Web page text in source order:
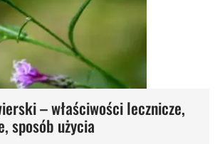
– właściwości lecznicze,
sposób użycia